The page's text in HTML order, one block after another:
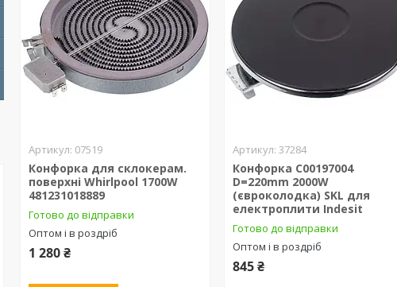
07519
Конфорка для склокерам.
поверхні Whirlpool 1700W
481231018889
Готово до відправки
Оптом і в роздріб
1 280 ₴
37284
Конфорка C00197004
D=220mm 2000W
(євроколодка) SKL для
електроплити Indesit
Готово до відправки
Оптом і в роздріб
845 ₴